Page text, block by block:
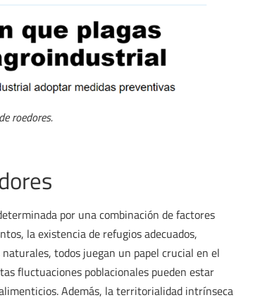
roedores.
por una combinación de factores
la existencia de refugios adecuados,
todos juegan un papel crucial en el
fluctuaciones poblacionales pueden estar
Además, la territorialidad intrínseca